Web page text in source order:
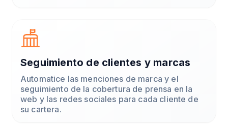
Seguimiento de clientes y marcas
Automatice las menciones de marca y el
seguimiento de la cobertura de prensa en la
web y las redes sociales para cada cliente de
su cartera.